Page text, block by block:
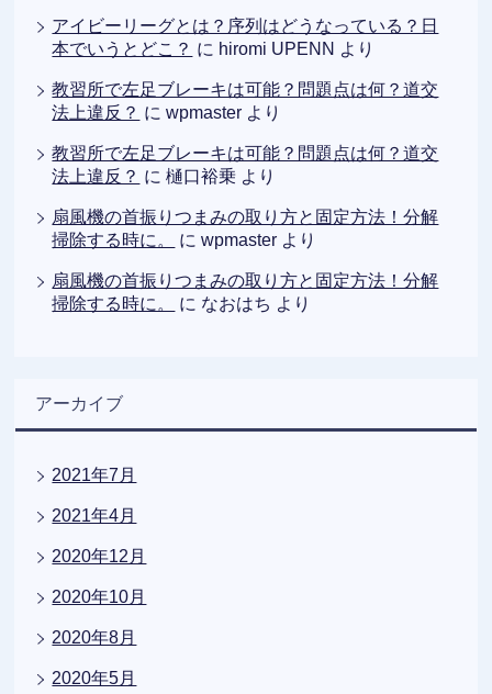
アイビーリーグとは？序列はどうなっている？日
本でいうとどこ？ に hiromi UPENN より
教習所で左足ブレーキは可能？問題点は何？道交
法上違反？ にwpmaster より
教習所で左足ブレーキは可能？問題点は何？道交
法上違反？ に樋口裕乗 より
扇風機の首振りつまみの取り方と固定方法！分解
掃除する時に。
にwpmaster より
扇風機の首振りつまみの取り方と固定方法！分解
掃除する時に。
に なおはち より
アーカイブ
2021年7月
2021年4月
2020年12月
2020年10月
2020年8月
2020年5月